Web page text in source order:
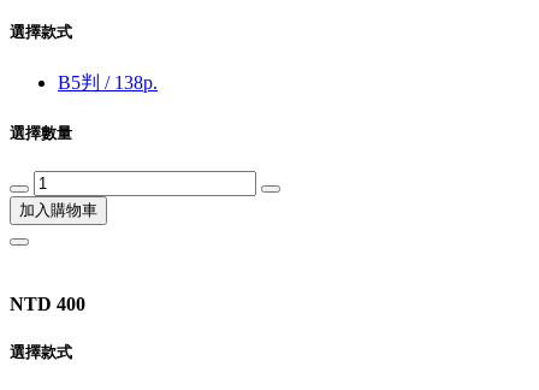
選擇款式
B5判 / 138p.
選擇數量
加入購物車
NTD 400
選擇款式